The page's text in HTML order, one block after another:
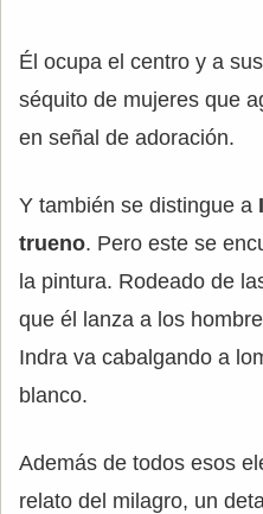
Él ocupa el centro y a
séquito de mujeres que
en señal de adoración.
Y también se distingue a
trueno. Pero este se
la pintura. Rodeado de
que él lanza a los
Indra va cabalgando a
blanco.
Además de todos esos
relato del milagro, un